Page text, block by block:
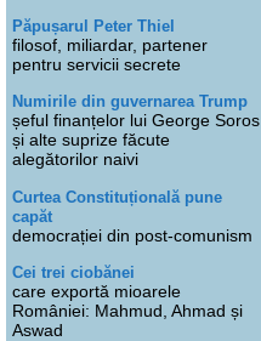
Păpușarul Peter Thiel
filosof, miliardar, partener
pentru servicii secrete
Numirile din guvernarea Trump
șeful finanțelor lui George Soros
și alte suprize făcute
alegătorilor naivi
Curtea Constituțională pune
capăt
democrației din post-comunism
Cei trei ciobănei
care exportă mioarele
României: Mahmud, Ahmad și
Aswad